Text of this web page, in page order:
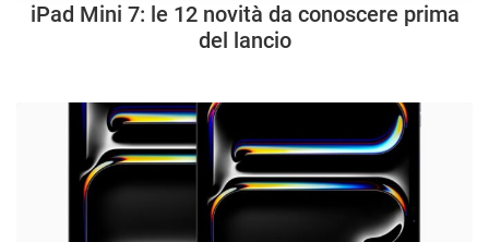
iPad Mini 7: le 12 novità da conoscere prima
del lancio